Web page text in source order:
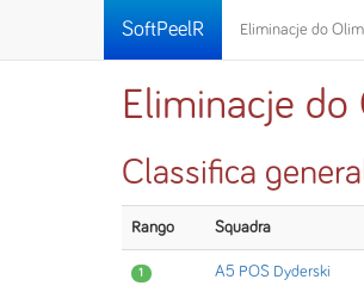
SoftPeelR Eliminacje do
Eliminacje do
Classifica
Rango Squadra
1 A5 POS Dyderski